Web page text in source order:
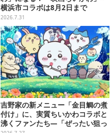
横浜市コラボは8月2日まで
2026.7.31
吉野家の新メニュー「金目鯛の煮
付け」に、実質ちいかわコラボと
沸くファンたち―「ぜったい狙っ